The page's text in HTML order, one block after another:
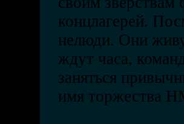
концлагерей.
нелюди. Они
ждут часа,
заняться
имя торжества